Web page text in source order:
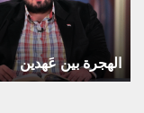
الهجرة بين عَهدين